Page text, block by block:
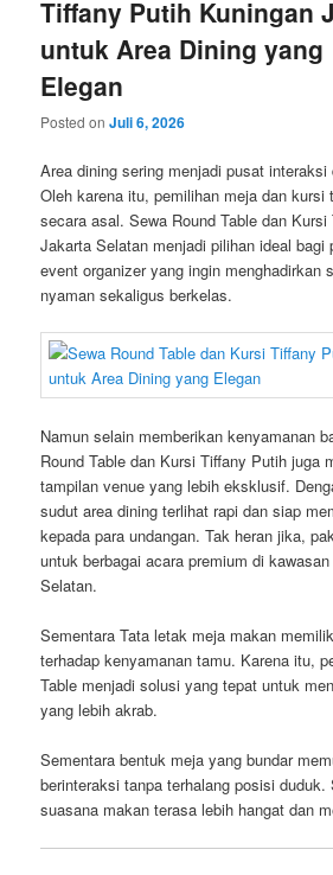
Tiffany Putih Kuningan
untuk Area Dining yang
Elegan
Posted onJuli 6, 2026
Area dining sering menjadi pusat
Oleh karena itu, pemilihan meja dan kursi
secara asal. Sewa Round Table dan
Jakarta Selatan menjadi pilihan ideal bagi
event organizer yang ingin menghadirkan
nyaman sekaligus berkelas.
Namun selain memberikan kenyamanan
Round Table dan Kursi Tiffany Putih juga
tampilan venue yang lebih eksklusif.
sudut area dining terlihat rapi dan siap
kepada para undangan. Tak heran jika,
untuk berbagai acara premium di
Selatan.
Sementara Tata letak meja makan
terhadap kenyamanan tamu. Karena itu,
Table menjadi solusi yang tepat untuk
yang lebih akrab.
Sementara bentuk meja yang bundar
berinteraksi tanpa terhalang posisi duduk.
suasana makan terasa lebih hangat dan